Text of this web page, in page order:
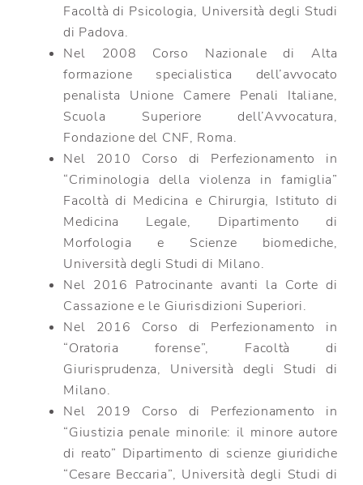
Facoltà di Psicologia, Università degli Studi
di Padova.
Nel 2008 Corso Nazionale di Alta
formazione specialistica dell’avvocato
penalista Unione Camere Penali Italiane,
Scuola Superiore dell’Avvocatura,
Fondazione del CNF, Roma.
Nel 2010 Corso di Perfezionamento in
“Criminologia della violenza in famiglia”
Facoltà di Medicina e Chirurgia, Istituto di
Medicina Legale, Dipartimento di
Morfologia e Scienze biomediche,
Università degli Studi di Milano.
Nel 2016 Patrocinante avanti la Corte di
Cassazione e le Giurisdizioni Superiori.
Nel 2016 Corso di Perfezionamento in
“Oratoria forense”, Facoltà di
Giurisprudenza, Università degli Studi di
Milano.
Nel 2019 Corso di Perfezionamento in
“Giustizia penale minorile: il minore autore
di reato” Dipartimento di scienze giuridiche
“Cesare Beccaria”, Università degli Studi di